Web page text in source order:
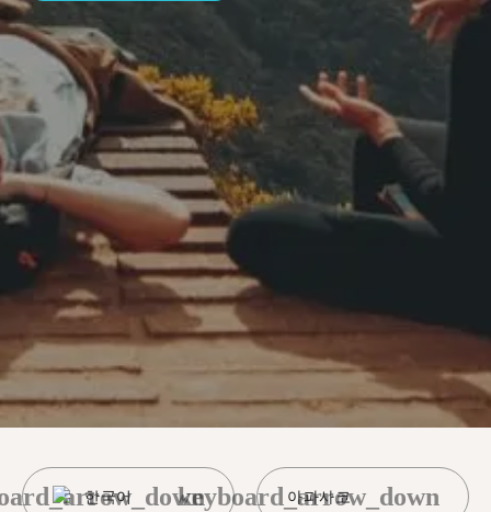
한국어 아파사코
keyboard_arrow_down